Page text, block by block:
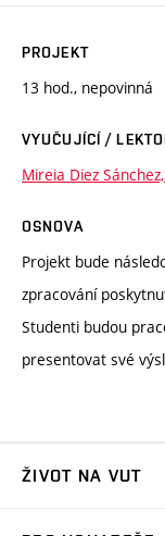
PROJEKT
13 hod., nepovinná
VYUČUJÍCÍ /
Mireia Diez
OSNOVA
Projekt bude
zpracování
Studenti budou
presentovat své
ŽIVOT NA VUT